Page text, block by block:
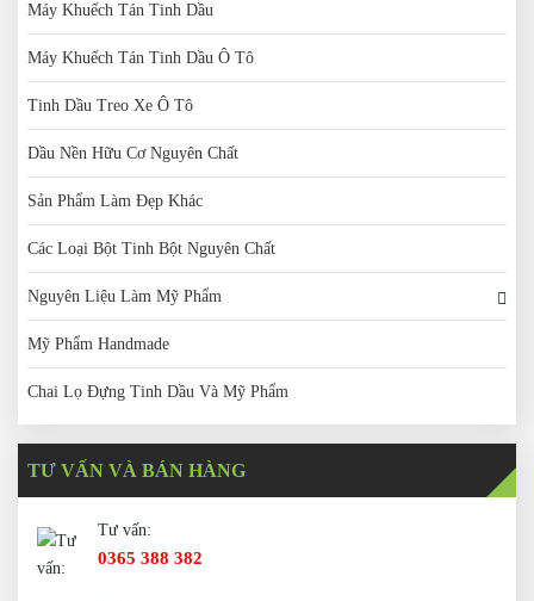
Máy Khuếch Tán Tinh Dầu
Máy Khuếch Tán Tinh Dầu Ô Tô
Tinh Dầu Treo Xe Ô Tô
Dầu Nền Hữu Cơ Nguyên Chất
Sản Phẩm Làm Đẹp Khác
Các Loại Bột Tinh Bột Nguyên Chất
Nguyên Liệu Làm Mỹ Phẩm
Mỹ Phẩm Handmade
Chai Lọ Đựng Tinh Dầu Và Mỹ Phẩm
TƯ VẤN VÀ BÁN HÀNG
Tư vấn:
0365 388 382